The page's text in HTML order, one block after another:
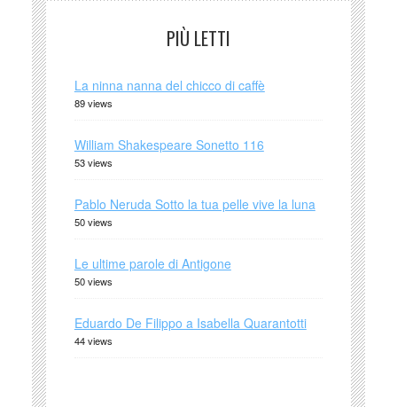
PIÙ LETTI
La ninna nanna del chicco di caffè
89 views
William Shakespeare Sonetto 116
53 views
Pablo Neruda Sotto la tua pelle vive la luna
50 views
Le ultime parole di Antigone
50 views
Eduardo De Filippo a Isabella Quarantotti
44 views